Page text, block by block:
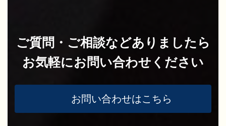
ご質問・ご相談などありましたら
お気軽にお問い合わせください
お問い合わせはこちら